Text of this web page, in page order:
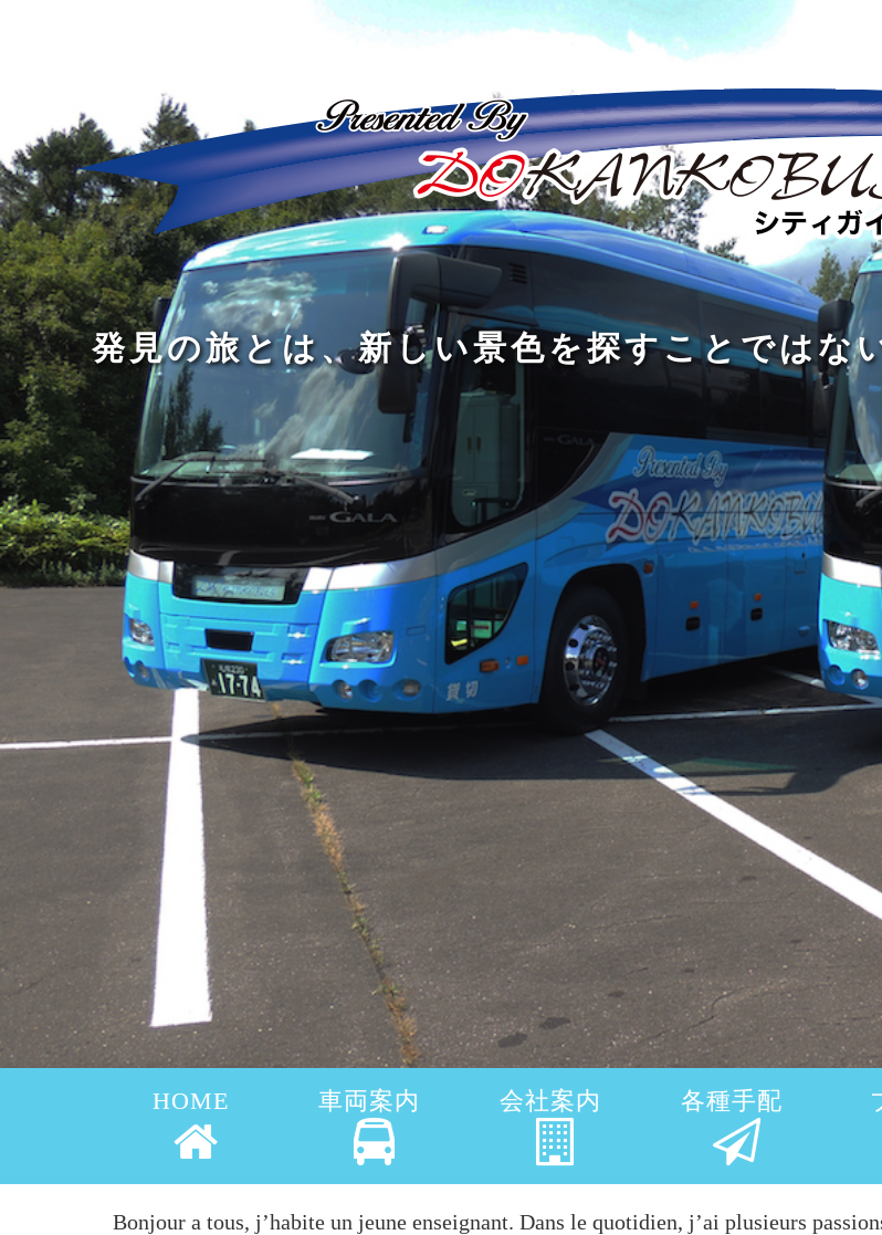
旅の過程にこそ価 値
発見の旅とは 、新しい景色を探すことでは な
人間の幅を広げるものは3つある。人と会い
私は旅をするために旅
旅の過程にこそ価 値
どんなに洗練された大人の中にも、外に出たく
旅を するのは到着するためではなく
旅は真の知識の大き な
HOME 車両案内 会社案内 各種手配
Bonjour a tous, j’habite un jeune enseignant. Dans le quotidien, j’ai plusieurs